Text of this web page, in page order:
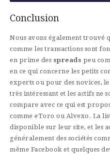
Conclusion
Nous avons également trouvé
comme les transactions sont
en prime des spreads peu
en ce qui concerne les petits
experts ou pour des novices,
très intéressant et les actifs ne
compare avec ce qui est
comme eToro ou Alvexo. La
disponible sur leur site, et les
généralement des sociétés
même Facebook et quelques